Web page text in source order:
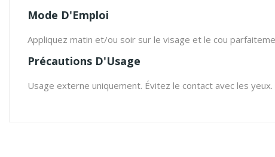
Mode D'Emploi
Appliquez matin et/ou soir sur le visage et le cou
Précautions D'Usage
Usage externe uniquement. Évitez le contact avec les